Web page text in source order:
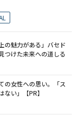
の魅力がある」バセド
つけた未来への道しる
の女性への思い。「ス
い」【PR】